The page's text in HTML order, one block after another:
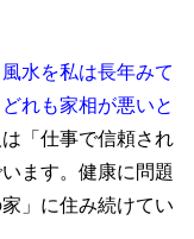
水を私は長年みて
れも家相が悪いと
「仕事で信頼され
ます。健康に問題
」に住み続けてい